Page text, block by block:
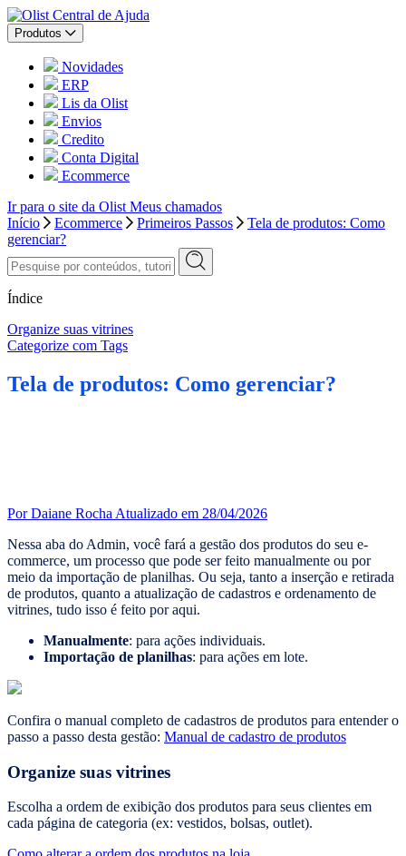
Central de Ajuda
Produtos
Novidades
ERP
Lis da Olist
Envios
Credito
Conta Digital
Ecommerce
Ir para o site da Olist Meus chamados
Início
Ecommerce Primeiros Passos
Tela de produtos: Como
gerenciar?
Índice
Organize suas vitrines
Categorize com Tags
Tela de produtos: Como gerenciar?
Por Daiane Rocha Atualizado em 28/04/2026
Nessa aba do Admin, você fará a gestão dos produtos do seu e-
commerce, um processo que pode ser feito manualmente ou por
meio da importação de planilhas. Ou seja, tanto a inserção e retirada
de produtos, quanto a atualização de cadastros e ordenamento de
vitrines, tudo isso é feito por aqui.
Manualmente: para ações individuais.
Importação de planilhas: para ações em lote.
Confira o manual completo de cadastros de produtos para entender o
passo a passo desta gestão: Manual de cadastro de produtos
Organize suas vitrines
Escolha a ordem de exibição dos produtos para seus clientes em
cada página de categoria (ex: vestidos, bolsas, outlet).